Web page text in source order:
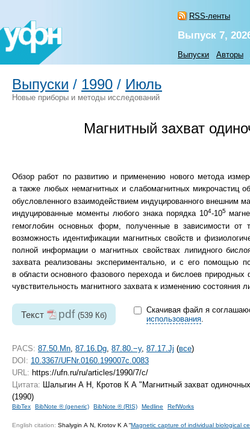
RSS-ленты
Выпуск 7,
Выпуски Авторы
Выпуски / 1990 / Июль
Новые приборы и методы исследований
Магнитный захват
Обзор работ по развитию и применению нового метода
а также любых немагнитных и слабомагнитных микрочастиц
обусловленного взаимодействием индуцированного внешним
индуцированные моменты любого знака порядка 104-105
гемоглобин основных форм, полученные в зависимости от
возможность идентификации магнитных свойств и
полной информации о магнитных свойствах липидного
захвата реализованы экспериментально, и с его помощью
в области основного фазового перехода и бислоев
чувствительность магнитного захвата к изменению состояния
Текст pdf (539 Кб)
Скачивая файл я
использования.
PACS: 87.50.Mn, 87.16.Dg, 87.80.−y, 87.17.Jj (все)
DOI: 10.3367/UFNr.0160.199007c.0083
URL: https://ufn.ru/ru/articles/1990/7/c/
Цитата: Шалыгин А Н, Кротов К А "Магнитный захват
(1990)
BibTex BibNote ® (generic) BibNote ® (RIS) Medline RefWorks
English citation: Shalygin A N, Krotov K A “Magnetic capture of individual biological